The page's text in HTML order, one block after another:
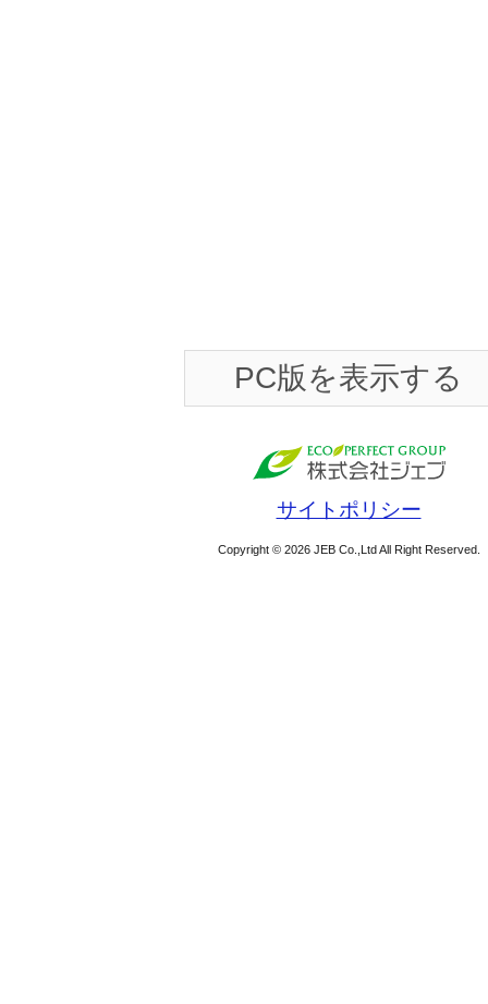
PC版を表示する
サイトポリシー
Copyright © 2026 JEB Co.,Ltd All Right Reserved.